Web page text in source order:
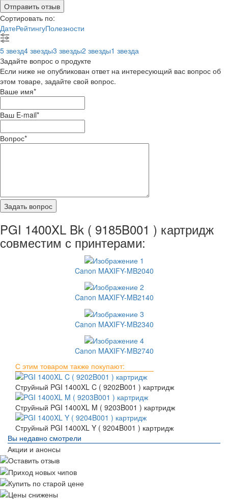
Отправить отзыв
Сортировать по:
ДатеРейтингуПолезности
5 звезд4 звезды3 звезды2 звезды1 звезда
Задайте вопрос о продукте
Если ниже не опубликован ответ на интересующий вас вопрос об
этом товаре, задайте свой вопрос.
Ваше имя*
Ваш E-mail*
Вопрос*
PGI 1400XL Bk ( 9185B001 ) картридж
совместим с принтерами:
Canon MAXIFY-MB2040
Canon MAXIFY-MB2140
Canon MAXIFY-MB2340
Canon MAXIFY-MB2740
С этим товаром также покупают:
Струйный PGI 1400XL C ( 9202B001 ) картридж
Струйный PGI 1400XL M ( 9203B001 ) картридж
Струйный PGI 1400XL Y ( 9204B001 ) картридж
Вы недавно смотрели
Акции и анонсы